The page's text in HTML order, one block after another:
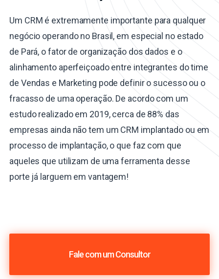
Um CRM é extremamente importante para qualquer
negócio operando no Brasil, em especial no estado
de Pará, o fator de organização dos dados e o
alinhamento aperfeiçoado entre integrantes do time
de Vendas e Marketing pode definir o sucesso ou o
fracasso de uma operação. De acordo com um
estudo realizado em 2019, cerca de 88% das
empresas ainda não tem um CRM implantado ou em
processo de implantação, o que faz com que
aqueles que utilizam de uma ferramenta desse
porte já larguem em vantagem!
Fale com um Consultor